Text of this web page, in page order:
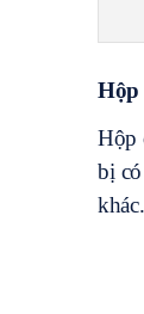
Hộp
Hộp
bị
khác.